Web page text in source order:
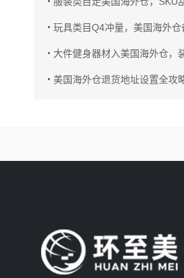
玩具类目Q4冲量，美国海外仓
大件健身器材入美国海外仓，
美国海外仓退货地址设置全攻